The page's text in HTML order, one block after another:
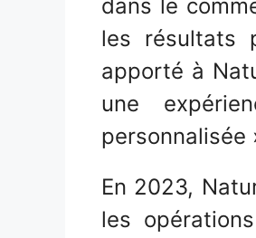
dans le
les résultats
apporté à
une
personnalisée
En 2023,
les